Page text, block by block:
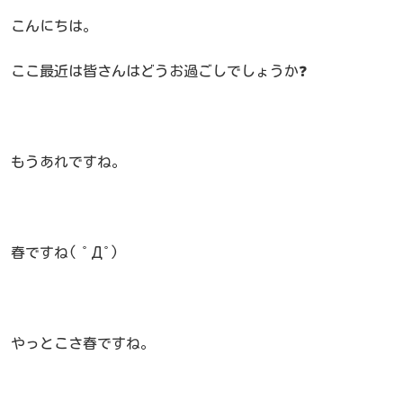
こんにちは。
ここ最近は皆さんはどうお過ごしでしょうか❓
もうあれですね。
春ですね( ﾟДﾟ)
やっとこさ春ですね。